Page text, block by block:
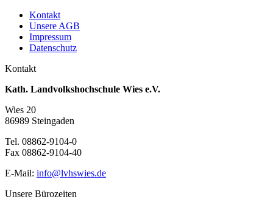
Kontakt
Unsere AGB
Impressum
Datenschutz
Kontakt
Kath. Landvolkshochschule Wies e.V.
Wies 20
86989 Steingaden
Tel. 08862-9104-0
Fax 08862-9104-40
E-Mail: info@lvhswies.de
Unsere Bürozeiten